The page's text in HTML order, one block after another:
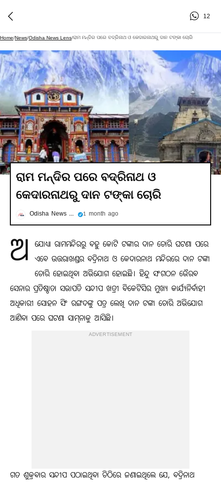
12
Home/News/Odisha News Lens/ରାମ ମନ୍ଦିର ପରେ ବଦ୍ରିନାଥ ଓ କେଦାରନାଥରୁ ଦାନ ଟଙ୍କା ଚୋରି
ରାମ ମନ୍ଦିର ପରେ ବଦ୍ରିନାଥ ଓ
କେଦାରନାଥରୁ ଦାନ ଟଙ୍କା ଚୋରି
Odisha News Lens 1 month ago
ଅ
ଯୋଧ୍ୟା ରାମମନ୍ଦିରରୁ ବହୁ କୋଟି ଟଙ୍କାର ଦାନ ଚୋରି ଘଟଣା ପରେ
ଏବେ ଉତ୍ତରାଖଣ୍ଡର ବଦ୍ରିନାଥ ଓ କେଦାରନାଥ ମନ୍ଦିରରେ ଦାନ ଟଙ୍କା
ଚୋରି ହୋଇଥିବା ଅଭିଯୋଗ ହୋଇଛି। ହିନ୍ଦୁ ସଂଗଠନ ଭୈରବ
ସେନାର ପ୍ରତିଷ୍ଠାତା ସଭାପତି ସନ୍ଦୀପ ଖତ୍ରୀ ବିକେଟିସିର ମୁଖ୍ୟ କାର୍ଯ୍ୟନିର୍ବାହୀ
ଅଧିକାରୀ ସୋହନ ସିଂ ରଙ୍ଗଦଙ୍କୁ ପତ୍ର ଲେଖି ଦାନ ଟଙ୍କା ଚୋରି ଅଭିଯୋଗ
ଆଣିବା ପରେ ଘଟଣା ସାମ୍‌ନାକୁ ଆସିଛି।
ADVERTISEMENT
ଗତ ଶୁକ୍ରବାର ସନ୍ଦୀପ ପଠାଇଥିବା ଚିଠିରେ ଜଣାଇଥିଲେ ଯେ, ବଦ୍ରିନାଥ